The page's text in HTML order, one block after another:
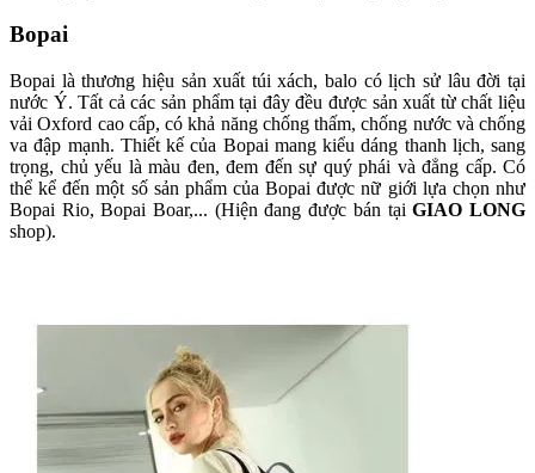
Bopai
Bopai là thương hiệu sản xuất túi xách, balo có lịch sử lâu đời tại
nước Ý. Tất cả các sản phẩm tại đây đều được sản xuất từ chất liệu
vải Oxford cao cấp, có khả năng chống thấm, chống nước và chống
va đập mạnh. Thiết kế của Bopai mang kiểu dáng thanh lịch, sang
trọng, chủ yếu là màu đen, đem đến sự quý phái và đẳng cấp. Có
thể kể đến một số sản phẩm của Bopai được nữ giới lựa chọn như
Bopai Rio, Bopai Boar,... (Hiện đang được bán tạiGIAO LONG
shop).